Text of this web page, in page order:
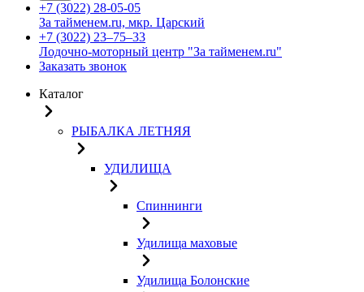
+7 (3022) 28-05-05
За тайменем.ru, мкр. Царский
+7 (3022) 23‒75‒33
Лодочно-моторный центр "За тайменем.ru"
Заказать звонок
Каталог
РЫБАЛКА ЛЕТНЯЯ
УДИЛИЩА
Спиннинги
Удилища маховые
Удилища Болонские